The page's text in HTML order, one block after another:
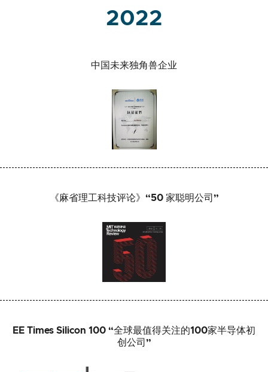
2022
中国未来独角兽企业
《麻省理工科技评论》“50 家聪明公司”
EE Times Silicon 100 “全球最值得关注的100家半导体初
创公司”